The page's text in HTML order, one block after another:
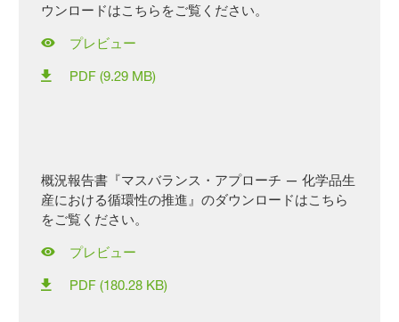
ウンロードはこちらをご覧ください。
プレビュー
PDF (9.29 MB)
概況報告書『マスバランス・アプローチ — 化学品生
産における循環性の推進』のダウンロードはこちら
をご覧ください。
プレビュー
PDF (180.28 KB)